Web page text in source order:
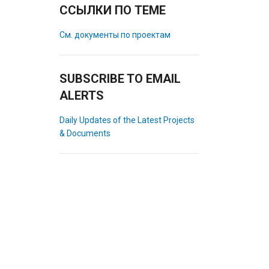
ССЫЛКИ ПО ТЕМЕ
См. документы по проектам
SUBSCRIBE TO EMAIL
ALERTS
Daily Updates of the Latest Projects
& Documents